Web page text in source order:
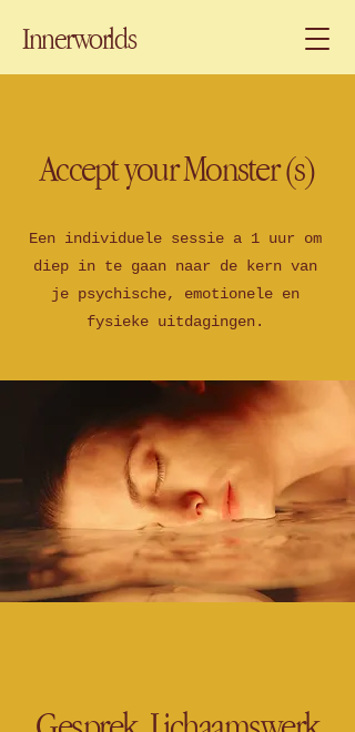
Innerworlds
Accept your Monster (s)
Een individuele sessie a 1 uur om
diep in te gaan naar de kern van
je psychische, emotionele en
fysieke uitdagingen.